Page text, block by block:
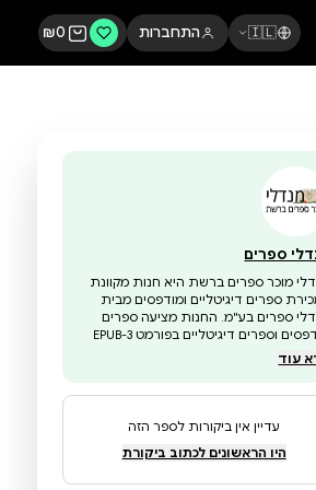
התחברות ₪0
היא חנות מקוונת
ומודפסים מבית
החנות מציעה ספרים
מודפסים וספרים דיגיטליים בפורמט EPUB-3